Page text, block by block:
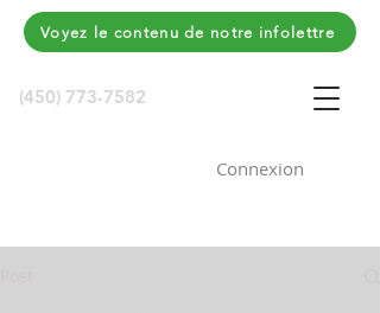
(450) 773-7582
Connexion
Voyez le contenu de notre infolettre